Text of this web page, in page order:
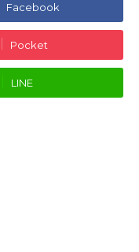
Facebook
Pocket
LINE